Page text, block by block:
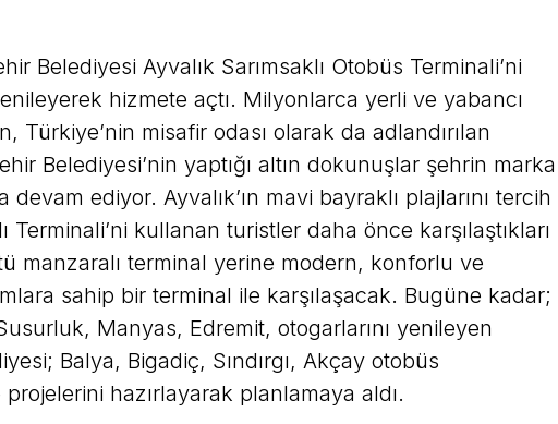
Belediyesi Ayvalık Sarımsaklı Otobüs Terminali’ni
hizmete açtı. Milyonlarca yerli ve yabancı
Türkiye’nin misafir odası olarak da adlandırılan
Belediyesi’nin yaptığı altın dokunuşlar şehrin marka
devam ediyor. Ayvalık’ın mavi bayraklı plajlarını tercih
Terminali’ni kullanan turistler daha önce karşılaştıkları
manzaralı terminal yerine modern, konforlu ve
sahip bir terminal ile karşılaşacak. Bugüne kadar;
Manyas, Edremit, otogarlarını yenileyen
Balya, Bigadiç, Sındırgı, Akçay otobüs
hazırlayarak planlamaya aldı.